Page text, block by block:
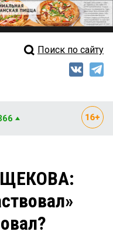
Свежий выпуск
Рейтинги
Блоги
Архив
Поиск по сайту